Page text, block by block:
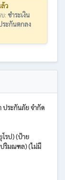
ว
: ชำระเงิน
ะกันตกลง
ประกันภัย จำกัด
โรป) (ป้าย
ริมณฑล) (ไม่มี